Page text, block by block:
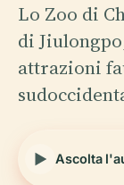
Lo Zoo di
di
attrazioni
Ascolta